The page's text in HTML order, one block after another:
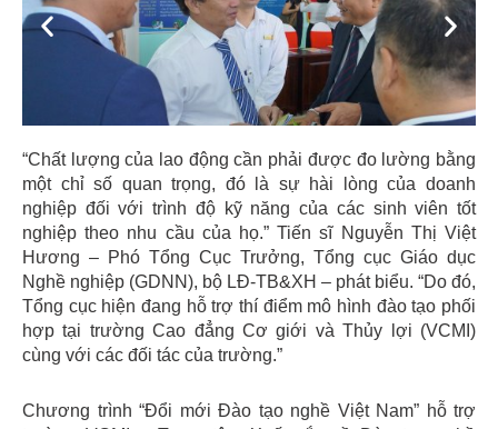
Previous Next
“Chất lượng của lao động cần phải được đo lường bằng
một chỉ số quan trọng, đó là sự hài lòng của doanh
nghiệp đối với trình độ kỹ năng của các sinh viên tốt
nghiệp theo nhu cầu của họ.” Tiến sĩ Nguyễn Thị Việt
Hương – Phó Tổng Cục Trưởng, Tổng cục Giáo dục
Nghề nghiệp (GDNN), bộ LĐ-TB&XH – phát biểu. “Do đó,
Tổng cục hiện đang hỗ trợ thí điểm mô hình đào tạo phối
hợp tại trường Cao đẳng Cơ giới và Thủy lợi (VCMI)
cùng với các đối tác của trường.”
Chương trình “Đổi mới Đào tạo nghề Việt Nam” hỗ trợ